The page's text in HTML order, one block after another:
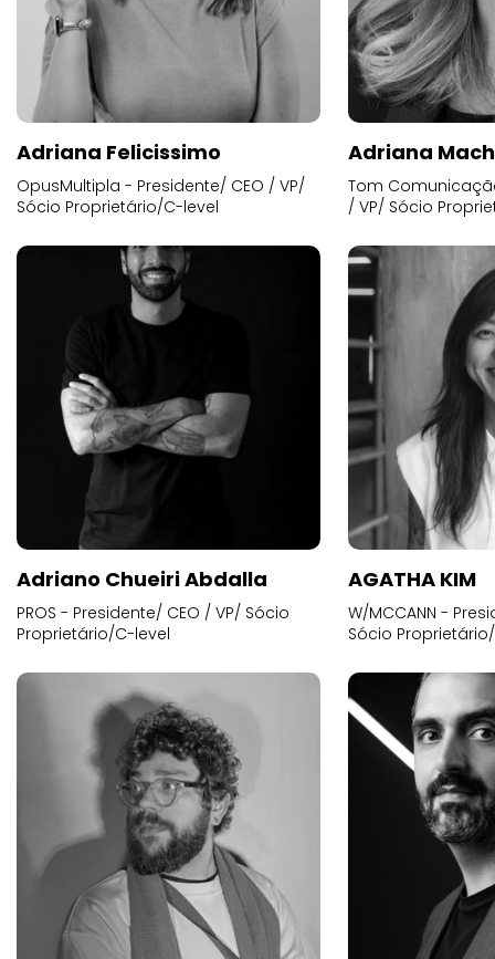
Adriana Felicissimo
OpusMultipla - Presidente/ CEO / VP/
Sócio Proprietário/C-level
Adriana
Tom
/ VP/ Sócio
Adriano Chueiri Abdalla
PROS - Presidente/ CEO / VP/ Sócio
Proprietário/C-level
AGATHA KIM
W/MCCANN -
Sócio